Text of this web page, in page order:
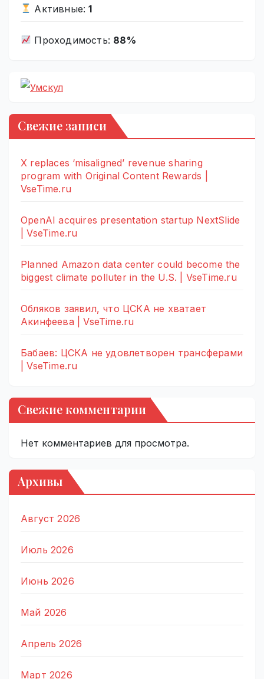
Активные:1
Проходимость: 88%
Свежие записи
X replaces ‘misaligned’ revenue sharing
program with Original Content Rewards |
VseTime.ru
OpenAI acquires presentation startup NextSlide
| VseTime.ru
Planned Amazon data center could become the
biggest climate polluter in the U.S. | VseTime.ru
Обляков заявил, что ЦСКА не хватает
Акинфеева | VseTime.ru
Бабаев: ЦСКА не удовлетворен трансферами
| VseTime.ru
Свежие комментарии
Нет комментариев для просмотра.
Архивы
Август 2026
Июль 2026
Июнь 2026
Май 2026
Апрель 2026
Март 2026